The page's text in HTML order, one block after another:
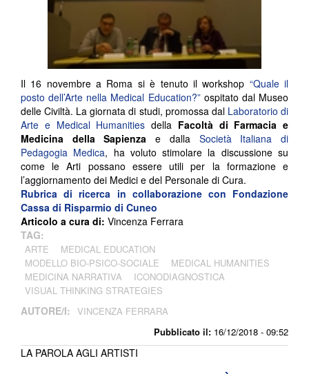
Pubblicato il: 16/12/2018 - 09:52
Il 16 novembre a Roma si è tenuto il workshop “Quale il
posto dell’Arte nella Medical Education?”ospitato dal Museo
delle Civiltà. La giornata di studi, promossa dal Laboratorio di
Arte e Medical Humanities della Facoltà di Farmacia e
Medicina della Sapienza e dalla Società Italiana di
Pedagogia Medica, ha voluto stimolare la discussione su
come le Arti possano essere utili per la formazione e
l’aggiornamento dei Medici e del Personale di Cura.
Rubrica di ricerca in collaborazione con Fondazione
Cassa di Risparmio di Cuneo
Articolo a cura di: Vincenza Ferrara
TAG:
ARTE
MEDICAL EDUCATION
MODELLO BIO-PSICO-SOCIALE
MEDICAL HUMANITIES
MEDICINA NARRATIVA
ICONODIAGNOSTICA
VISUAL THINKING STRATEGIES
AUTORE/I: VINCENZA FERRARA
LA PAROLA AGLI ARTISTI